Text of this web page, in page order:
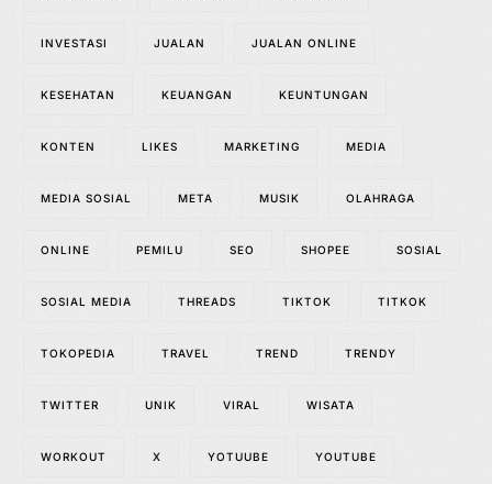
INVESTASI JUALAN JUALAN ONLINE
KESEHATAN KEUANGAN KEUNTUNGAN
KONTEN LIKES MARKETING MEDIA
MEDIA SOSIAL META MUSIK OLAHRAGA
ONLINE PEMILU SEO SHOPEE SOSIAL
SOSIAL MEDIA THREADS TIKTOK TITKOK
TOKOPEDIA TRAVEL TREND TRENDY
TWITTER UNIK VIRAL WISATA
WORKOUT X YOTUUBE YOUTUBE